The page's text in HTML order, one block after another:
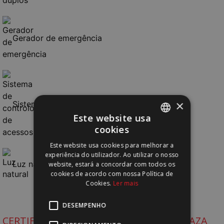
Gerador de emergência
Sistema de controlo de acessos
Luz natural
CERTIFICAÇÕES EDIFÍCIO AMOREIRAS PLAZA
ENGLISH
×
Este website usa
cookies
Este website usa cookies para melhorar a
experiência do utilizador. Ao utilizar o nosso
website, estará a concordar com todos os
cookies de acordo com nossa Política de
Cookies. Ler mais
DESEMPENHO